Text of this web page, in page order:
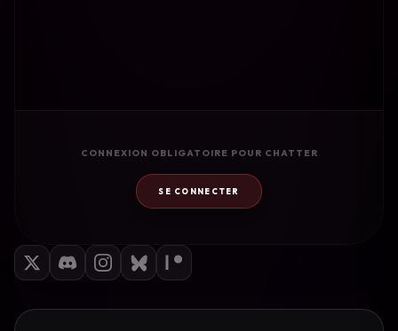
CONNEXION OBLIGATOIRE POUR CHATTER
SE CONNECTER